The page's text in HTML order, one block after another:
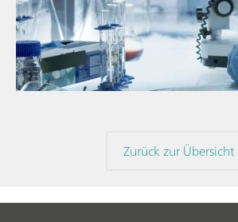
// Blogartikel
// Nahinfrarot-Spektroskopie (NIRS)
// Direktmessung
Zurück zur Übersicht